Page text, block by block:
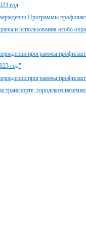
год
Программы
и использования особо
программы
год"
программы
городском